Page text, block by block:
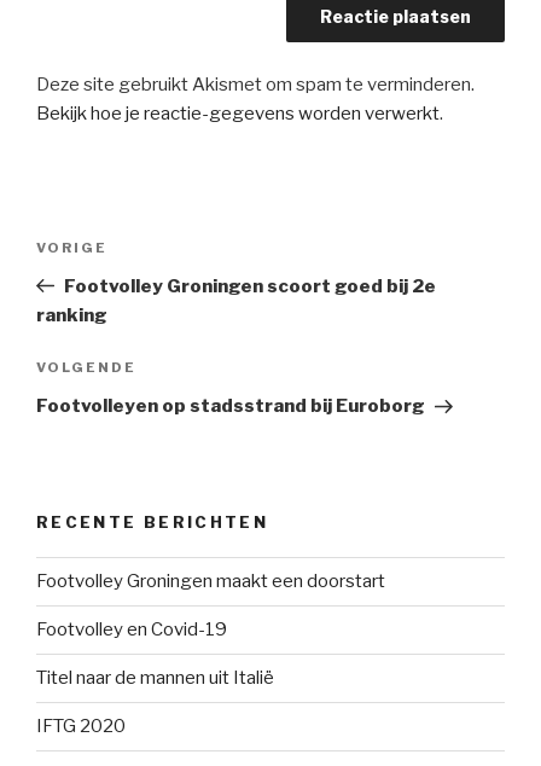
Deze site gebruikt Akismet om spam te verminderen.
Bekijk hoe je reactie-gegevens worden verwerkt.
Vorig
bericht
VORIGE
Footvolley Groningen scoort goed bij 2e
ranking
Volgend
bericht
VOLGENDE
Footvolleyen op stadsstrand bij Euroborg
RECENTE BERICHTEN
Footvolley Groningen maakt een doorstart
Footvolley en Covid-19
Titel naar de mannen uit Italië
IFTG 2020